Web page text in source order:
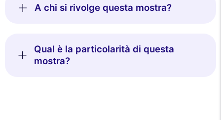
A chi si rivolge questa mostra?
Qual è la particolarità di questa
mostra?